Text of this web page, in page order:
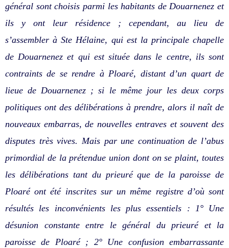
général sont choisis parmi les habitants de Douarnenez et
ils y ont leur résidence ; cependant, au lieu de
s’assembler à Ste Hélaine, qui est la principale chapelle
de Douarnenez et qui est située dans le centre, ils sont
contraints de se rendre à Ploaré, distant d’un quart de
lieue de Douarnenez ; si le même jour les deux corps
politiques ont des délibérations à prendre, alors il naît de
nouveaux embarras, de nouvelles entraves et souvent des
disputes très vives. Mais par une continuation de l’abus
primordial de la prétendue union dont on se plaint, toutes
les délibérations tant du prieuré que de la paroisse de
Ploaré ont été inscrites sur un même registre d’où sont
résultés les inconvénients les plus essentiels : 1° Une
désunion constante entre le général du prieuré et la
paroisse de Ploaré ; 2° Une confusion embarrassante